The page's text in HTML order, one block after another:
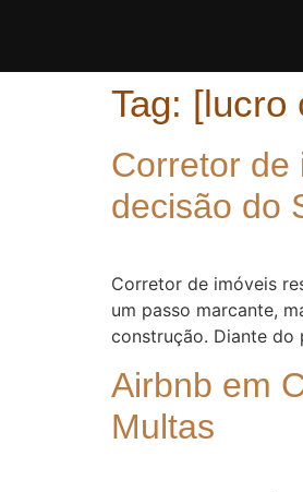
Tag: [lucro
Corretor de
decisão do
Corretor de imóveis
um passo marcante,
construção. Diante
Airbnb em
Multas